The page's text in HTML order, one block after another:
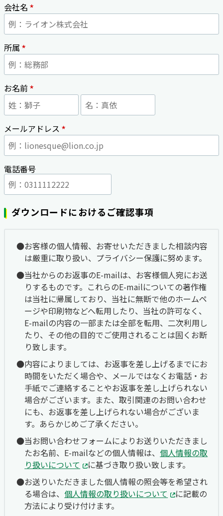
会社名 *
所属 *
お名前*
メールアドレス *
電話番号
ダウンロードにおけるご確認事項
お客様の個人情報、お寄せいただきました相談内容
は厳重に取り扱い、プライバシー保護に努めます。
当社からのお返事のE-mailは、お客様個人宛にお送
りするものです。これらのE-mailについての著作権
は当社に帰属しており、当社に無断で他のホームペ
ージや印刷物などへ転用したり、当社の許可なく、
E-mailの内容の一部または全部を転用、二次利用し
たり、その他の目的でご使用されることは固くお断
り致します。
内容によりましては、お返事を差し上げるまでにお
時間をいただく場合や、メールではなくお電話・お
手紙でご連絡することやお返事を差し上げられない
場合がございます。また、取引関連のお問い合わせ
にも、お返事を差し上げられない場合がございま
す。あらかじめご了承ください。
当お問い合わせフォームによりお送りいただきまし
たお名前、E-mailなどの個人情報は、 個人情報の取
り扱いについて
に基づき取り扱い致します。
お送りいただきました個人情報の照会等を希望され
る場合は、 個人情報の取り扱いについて
に記載の
方法により受け付けます。